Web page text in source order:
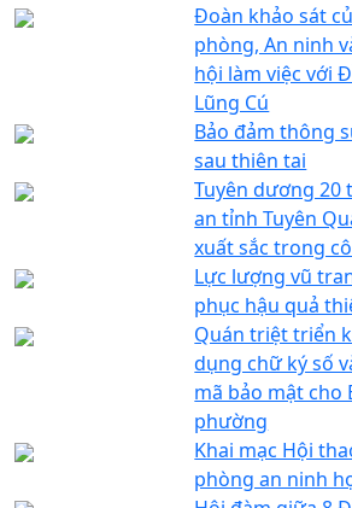
Đoàn khảo sát
phòng, An ninh
hội làm việc với
Lũng Cú
Bảo đảm thông
sau thiên tai
Tuyên dương 20
an tỉnh Tuyên
xuất sắc trong
Lực lượng vũ
phục hậu quả
Quán triệt triển
dụng chữ ký số
mã bảo mật cho
phường
Khai mạc Hội
phòng an ninh